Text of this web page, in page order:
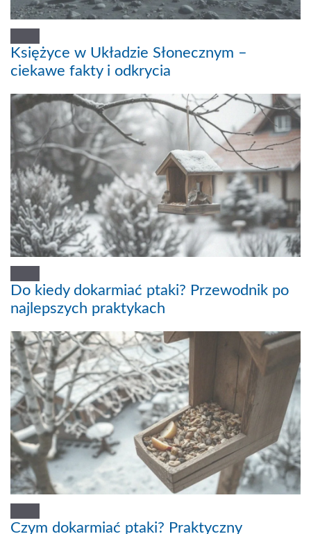
Księżyce w Układzie Słonecznym –
ciekawe fakty i odkrycia
Do kiedy dokarmiać ptaki? Przewodnik po
najlepszych praktykach
Czym dokarmiać ptaki? Praktyczny